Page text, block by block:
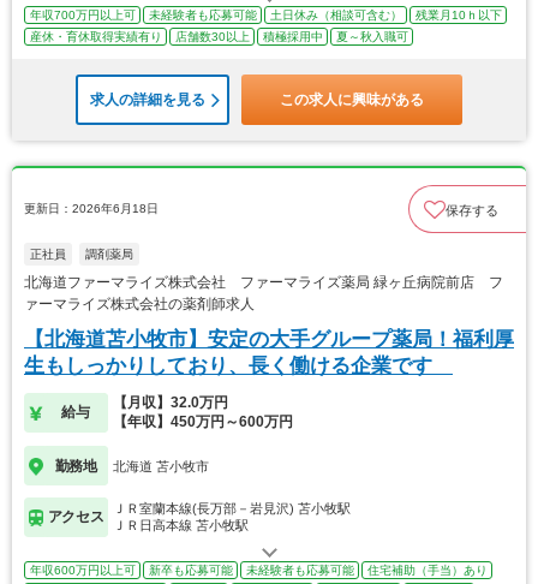
年収700万円以上可 未経験者も応募可能 土日休み（相談可含む）
残業月10ｈ以下
産休・育休取得実績有り
店舗数30以上 積極採用中 夏～秋入職可
求人の詳細を見る この求人に興味がある
更新日：2026年6月18日 保存する
正社員 調剤薬局
北海道ファーマライズ株式会社 ファーマライズ薬局 緑ヶ丘病院前店 フ
ァーマライズ株式会社の薬剤師求人
【北海道苫小牧市】安定の大手グループ薬局！福利厚
生もしっかりしており、長く働ける企業です
給与
【月収】32.0万円
【年収】450万円～600万円
勤務地 北海道 苫小牧市
アクセス
ＪＲ室蘭本線(長万部－岩見沢) 苫小牧駅
ＪＲ日高本線 苫小牧駅
年収600万円以上可 新卒も応募可能 未経験者も応募可能
住宅補助（手当）あり